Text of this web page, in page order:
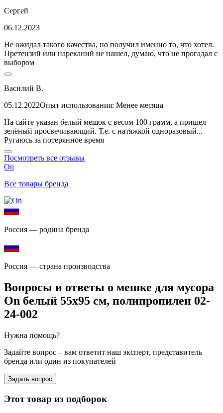
Сергей
06.12.2023
Не ожидал такого качества, но получил именно то, что хотел.
Претензий или нареканий не нашел, думаю, что не прогадал с
выбором
Василий В.
05.12.2022Опыт использования: Менее месяца
На сайте указан белый мешок с весом 100 грамм, а пришел
зелёный просвечивающий. Т.е. с натяжкой одноразовый...
Ругаюсь за потерянное время
Посмотреть все отзывы
On
Все товары бренда
Россия — родина бренда
Россия — страна производства
Вопросы и ответы о мешке для мусора
On белый 55x95 см, полипропилен 02-
24-002
Нужна помощь?
Задайте вопрос – вам ответит наш эксперт, представитель
бренда или один из покупателей
Задать вопрос
Этот товар из подборок